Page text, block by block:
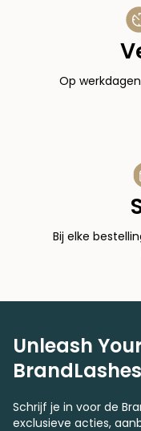
Op
Bij elke
Unleash
BrandLashes
Schrijf je in voor de
exclusieve acties,